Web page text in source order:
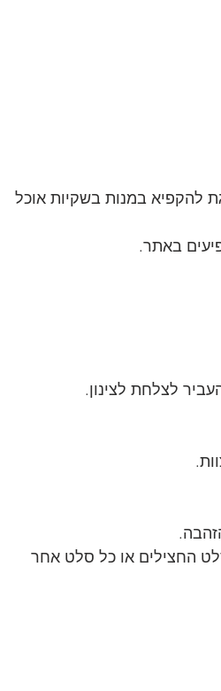
להקפיא במנות בשקיות אוכל
באתר.
לצלחת לצינון.
החצילים או כל סלט אחר